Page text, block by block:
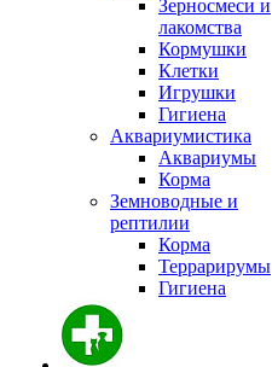
Зерносмеси и
лакомства
Кормушки
Клетки
Игрушки
Гигиена
Аквариумистика
Аквариумы
Корма
Земноводные и
рептилии
Корма
Террарирумы
Гигиена